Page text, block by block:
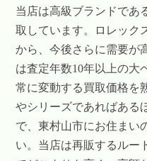
当店は高級ブランドであ
取しています。ロレック
から、今後さらに需要が
は査定年数10年以上の大
常に変動する買取価格を
やシリーズであればある
で、東村山市にお住まい
い。当店は再販するルー